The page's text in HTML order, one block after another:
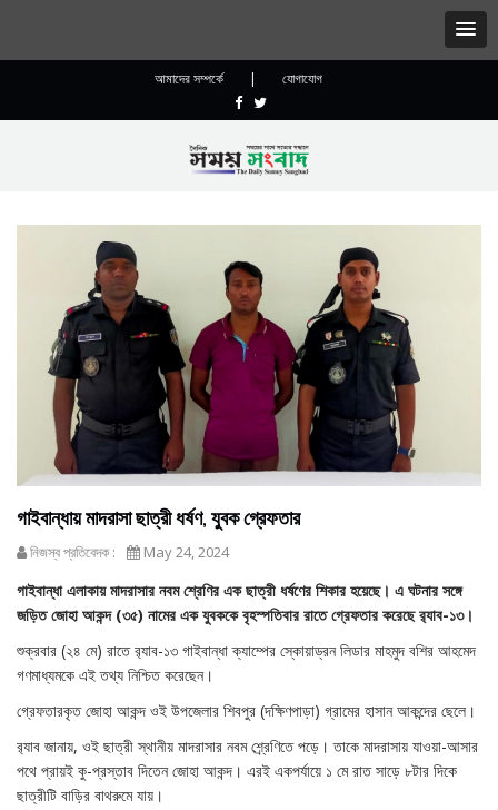
আমাদের সম্পর্কে | যোগাযোগ
গাইবান্ধায় মাদরাসা ছাত্রী ধর্ষণ, যুবক গ্রেফতার
নিজস্ব প্রতিবেদক : May 24, 2024
গাইবান্ধা এলাকায় মাদরাসার নবম শ্রেণির এক ছাত্রী ধর্ষণের শিকার হয়েছে। এ ঘটনার সঙ্গে
জড়িত জোহা আকন্দ (৩৫) নামের এক যুবককে বৃহস্পতিবার রাতে গ্রেফতার করেছে র‌্যাব-১৩।
শুক্রবার (২৪ মে) রাতে র‌্যাব-১৩ গাইবান্ধা ক্যাম্পের স্কোয়াড্রন লিডার মাহমুদ বশির আহমেদ
গণমাধ্যমকে এই তথ্য নিশ্চিত করেছেন।
গ্রেফতারকৃত জোহা আকন্দ ওই উপজেলার শিবপুর (দক্ষিণপাড়া) গ্রামের হাসান আকন্দের ছেলে।
র‌্যাব জানায়, ওই ছাত্রী স্থানীয় মাদরাসার নবম শ্র্রেণিতে পড়ে। তাকে মাদরাসায় যাওয়া-আসার
পথে প্রায়ই কু-প্রস্তাব দিতেন জোহা আকন্দ। এরই একপর্যায়ে ১ মে রাত সাড়ে ৮টার দিকে
ছাত্রীটি বাড়ির বাথরুমে যায়।